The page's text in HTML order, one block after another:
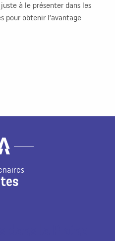
à le présenter dans les
pour obtenir l’avantage